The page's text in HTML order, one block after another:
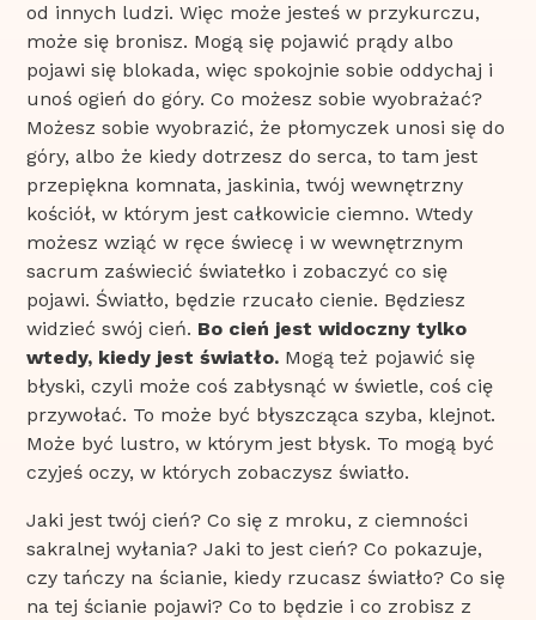
od innych ludzi. Więc może jesteś w przykurczu,
może się bronisz. Mogą się pojawić prądy albo
pojawi się blokada, więc spokojnie sobie oddychaj i
unoś ogień do góry. Co możesz sobie wyobrażać?
Możesz sobie wyobrazić, że płomyczek unosi się do
góry, albo że kiedy dotrzesz do serca, to tam jest
przepiękna komnata, jaskinia, twój wewnętrzny
kościół, w którym jest całkowicie ciemno. Wtedy
możesz wziąć w ręce świecę i w wewnętrznym
sacrum zaświecić światełko i zobaczyć co się
pojawi. Światło, będzie rzucało cienie. Będziesz
widzieć swój cień. Bo cień jest widoczny tylko
wtedy, kiedy jest światło. Mogą też pojawić się
błyski, czyli może coś zabłysnąć w świetle, coś cię
przywołać. To może być błyszcząca szyba, klejnot.
Może być lustro, w którym jest błysk. To mogą być
czyjeś oczy, w których zobaczysz światło.
Jaki jest twój cień? Co się z mroku, z ciemności
sakralnej wyłania? Jaki to jest cień? Co pokazuje,
czy tańczy na ścianie, kiedy rzucasz światło? Co się
na tej ścianie pojawi? Co to będzie i co zrobisz z